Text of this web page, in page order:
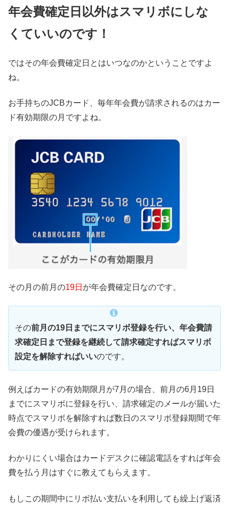
年会費確定日以外はスマリボにしな
くていいのです！
ではその年会費確定日とはいつなのかということですよ
ね。
お手持ちのJCBカード、毎年年会費が請求されるのはカー
ド有効期限の月ですよね。
その月の前月の19日 が年会費確定日なのです。
その前月の19日までにスマリボ登録を行い、年会費請
求確定日まで登録を継続して請求確定すればスマリボ
設定を解除すればいいのです。
例えばカードの有効期限月が7月の場合、前月の6月19日
までにスマリボに登録を行い、請求確定のメールが届いた
時点でスマリボを解除すれば数日のスマリボ登録期間で年
会費の優遇が受けられます。
わかりにくい場合はカードデスクに確認電話をすれば年会
費を払う月はすぐに教えてもらえます。
もしこの期間中にリボ払い支払いを利用しても繰上げ返済